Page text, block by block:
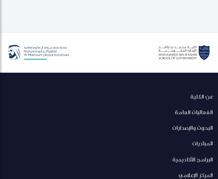
عن الكلية
الفعاليات العامة
البحوث والإصدارات
المبادرات
البرامج الأكاديمية
المركز الإعلامي